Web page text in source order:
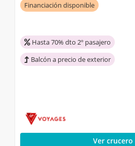
Financiación disponible
Hasta 70% dto 2º pasajero
Balcón a precio de exterior
Ver crucero